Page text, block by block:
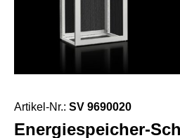
Energiespeicher-
Artikel-Nr.: SV 9690020